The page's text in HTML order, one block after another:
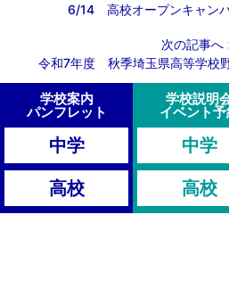
6/14 高校オープンキャン
次の記事へ
令和7年度 秋季埼玉県高等学校
学校案内
パンフレット
中学
高校
学校説明
イベント
中学
高校